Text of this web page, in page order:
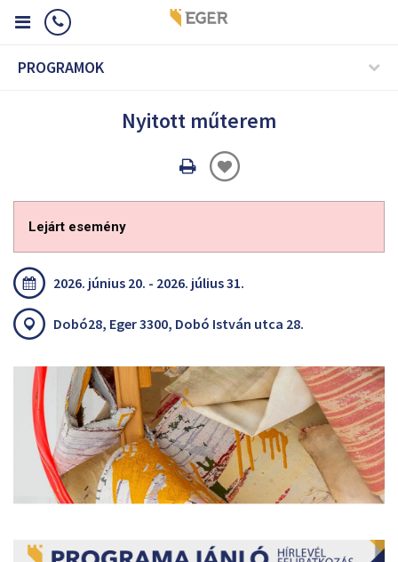
PROGRAMOK
Nyitott műterem
Oldal
Lejárt esemény
2026. június 20. - 2026. július 31.
Dobó28, Eger 3300, Dobó István utca 28.